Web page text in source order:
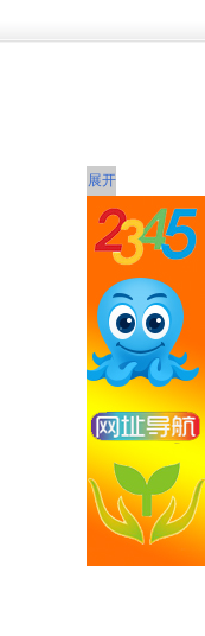
展开